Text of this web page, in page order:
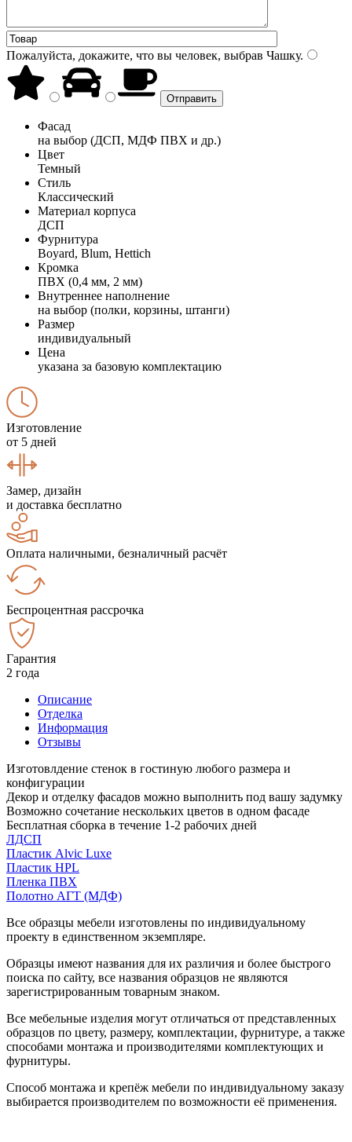
Пожалуйста, докажите, что вы человек, выбрав Чашку.
Фасад
на выбор (ДСП, МДФ ПВХ и др.)
Цвет
Темный
Стиль
Классический
Материал корпуса
ДСП
Фурнитура
Boyard, Blum, Hettich
Кромка
ПВХ (0,4 мм, 2 мм)
Внутреннее наполнение
на выбор (полки, корзины, штанги)
Размер
индивидуальный
Цена
указана за базовую комплектацию
Изготовление
от 5 дней
Замер, дизайн
и доставка бесплатно
Оплата наличными, безналичный расчёт
Беспроцентная рассрочка
Гарантия
2 года
Описание
Отделка
Информация
Отзывы
Изготовлдение стенок в гостиную любого размера и
конфигурации
Декор и отделку фасадов можно выполнить под вашу задумку
Возможно сочетание нескольких цветов в одном фасаде
Бесплатная сборка в течение 1-2 рабочих дней
ЛДСП
Пластик Alvic Luxe
Пластик HPL
Пленка ПВХ
Полотно АГТ (МДФ)
Все образцы мебели изготовлены по индивидуальному
проекту в единственном экземпляре.
Образцы имеют названия для их различия и более быстрого
поиска по сайту, все названия образцов не являются
зарегистрированным товарным знаком.
Все мебельные изделия могут отличаться от представленных
образцов по цвету, размеру, комплектации, фурнитуре, а также
способами монтажа и производителями комплектующих и
фурнитуры.
Способ монтажа и крепёж мебели по индивидуальному заказу
выбирается производителем по возможности её применения.